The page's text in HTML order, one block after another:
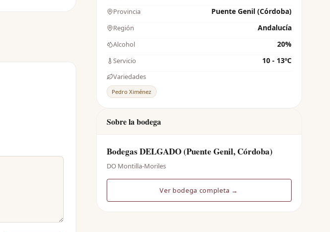
Provincia Puente Genil (Córdoba)
Región Andalucía
Alcohol 20%
Servicio 10 - 13ºC
Variedades
Pedro Ximénez
Sobre la bodega
Bodegas DELGADO (Puente Genil, Córdoba)
DO Montilla-Moriles
Ver bodega completa →